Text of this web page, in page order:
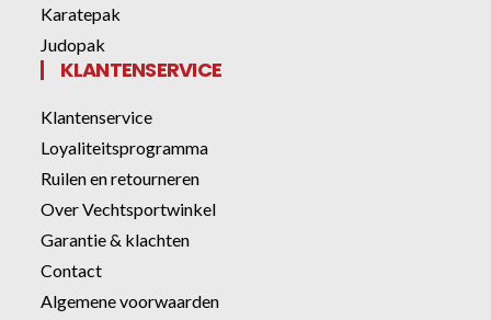
Karatepak
Judopak
KLANTENSERVICE
Klantenservice
Loyaliteitsprogramma
Ruilen en retourneren
Over Vechtsportwinkel
Garantie & klachten
Contact
Algemene voorwaarden